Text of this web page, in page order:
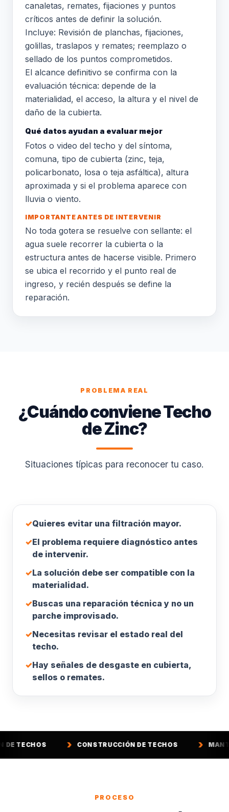
canaletas, remates, fijaciones y puntos
críticos antes de definir la solución.
Incluye: Revisión de planchas, fijaciones,
golillas, traslapos y remates; reemplazo o
sellado de los puntos comprometidos.
El alcance definitivo se confirma con la
evaluación técnica: depende de la
materialidad, el acceso, la altura y el nivel de
daño de la cubierta.
Qué datos ayudan a evaluar mejor
Fotos o video del techo y del síntoma,
comuna, tipo de cubierta (zinc, teja,
policarbonato, losa o teja asfáltica), altura
aproximada y si el problema aparece con
lluvia o viento.
IMPORTANTE ANTES DE INTERVENIR
No toda gotera se resuelve con sellante: el
agua suele recorrer la cubierta o la
estructura antes de hacerse visible. Primero
se ubica el recorrido y el punto real de
ingreso, y recién después se define la
reparación.
PROBLEMA REAL
¿Cuándo conviene Techo
de Zinc?
Situaciones típicas para reconocer tu caso.
✓Quieres evitar una filtración mayor.
✓El problema requiere diagnóstico antes
de intervenir.
✓La solución debe ser compatible con la
materialidad.
✓Buscas una reparación técnica y no un
parche improvisado.
✓Necesitas revisar el estado real del
techo.
✓Hay señales de desgaste en cubierta,
sellos o remates.
CONSTRUCCIÓN DE TECHOS MANTENCIÓN DE
PROCESO